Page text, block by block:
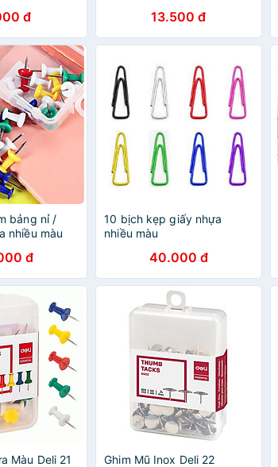
đ 13.500 đ
bảng nỉ /
nhiều màu
đ
10 bịch kẹp giấy nhựa
nhiều màu
40.000 đ
Màu Deli 21 Ghim Mũ Inox Deli 22